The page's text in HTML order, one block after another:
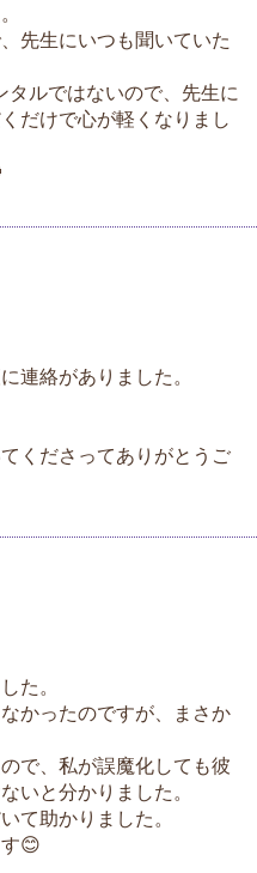
先生にいつも聞いていた
タルではないので、先生に
だけで心が軽くなりまし
連絡がありました。
くださってありがとうご
た。
かったのですが、まさか
で、私が誤魔化しても彼
いと分かりました。
て助かりました。
😊